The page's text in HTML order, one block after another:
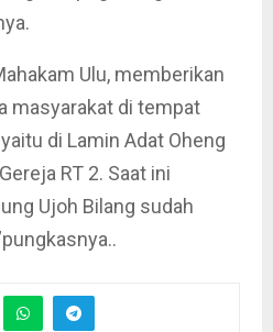
Ulu, memberikan
masyarakat di tempat
di Lamin Adat Oheng
RT 2. Saat ini
Ujoh Bilang sudah